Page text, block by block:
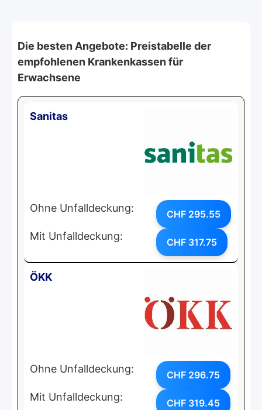
Die besten Angebote: Preistabelle der
empfohlenen Krankenkassen für
Erwachsene
Sanitas
Ohne Unfalldeckung: CHF 295.55
Mit Unfalldeckung: CHF 317.75
ÖKK
Ohne Unfalldeckung: CHF 296.75
Mit Unfalldeckung: CHF 319.45